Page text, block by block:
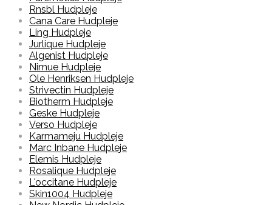
Rnsbl Hudpleje
Cana Care Hudpleje
Ling Hudpleje
Jurlique Hudpleje
Algenist Hudpleje
Nimue Hudpleje
Ole Henriksen Hudpleje
Strivectin Hudpleje
Biotherm Hudpleje
Geske Hudpleje
Verso Hudpleje
Karmameju Hudpleje
Marc Inbane Hudpleje
Elemis Hudpleje
Rosalique Hudpleje
L'occitane Hudpleje
Skin1004 Hudpleje